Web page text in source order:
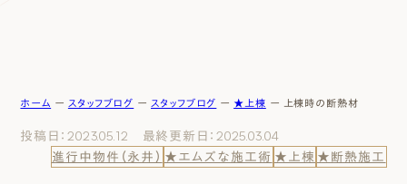
エムズのこと
ホーム ー スタッフブログ ー スタッフブログ ー ★上棟 ー 上棟時の断熱材
投稿日：2023.05.12 最終更新日：2025.03.04
進行中物件（永井） ★エムズな施工術 ★上棟 ★断熱施工